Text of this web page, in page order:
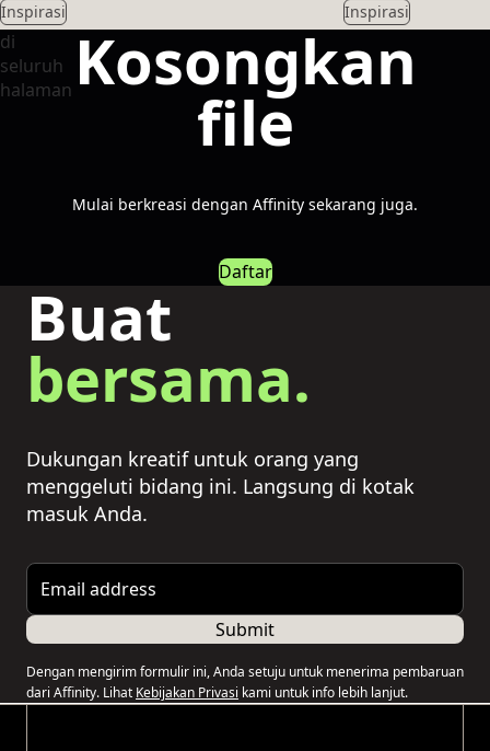
Inspirasi Inspirasi
Kosongkan
file
Mulai berkreasi dengan Affinity sekarang juga.
Daftar
Buat
bersama.
Dukungan kreatif untuk orang yang
menggeluti bidang ini. Langsung di kotak
masuk Anda.
Email address
Submit
Dengan mengirim formulir ini, Anda setuju untuk menerima pembaruan
dari Affinity. Lihat Kebijakan Privasi kami untuk info lebih lanjut.